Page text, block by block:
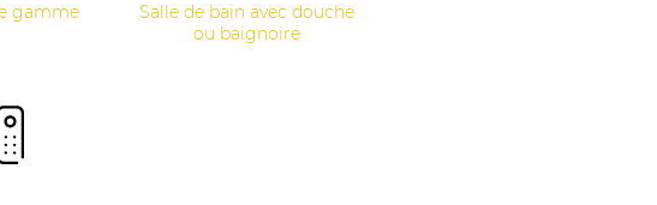
gamme
Salle de bain avec douche
ou baignoire